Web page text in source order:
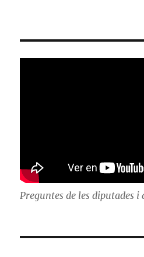
Preguntes de les diputades i